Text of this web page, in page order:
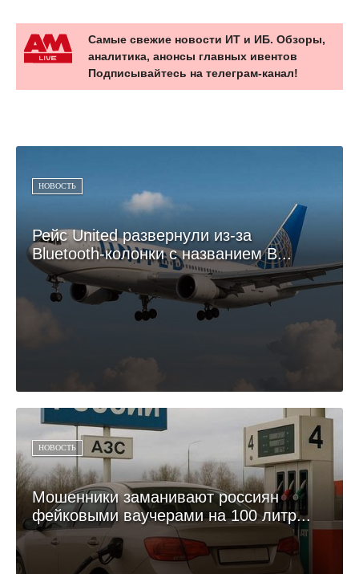
Самые свежие новости ИТ и ИБ. Обзоры,
аналитика, анонсы главных ивентов
Подписывайтесь на телеграм-канал!
НОВОСТЬ
Рейс United развернули из-за
Bluetooth-колонки с названием B...
НОВОСТЬ
Мошенники заманивают россиян
фейковыми ваучерами на 100 литр...